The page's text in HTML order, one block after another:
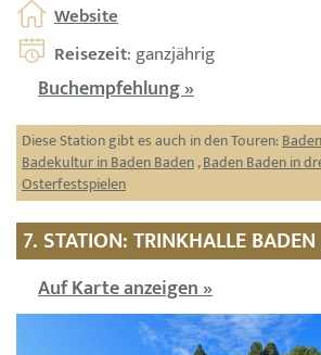
Website
Reisezeit: ganzjährig
Buchempfehlung »
Diese Station gibt es auch in den Touren:
Badekultur in Baden Baden,Baden Baden in
Osterfestspielen
7. STATION: TRINKHALLE
Auf Karte anzeigen »